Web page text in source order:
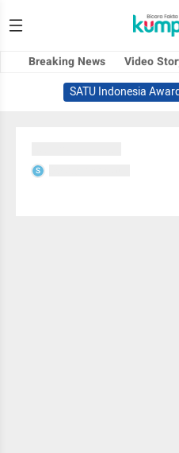
Breaking News Video
SATU Indonesia
S